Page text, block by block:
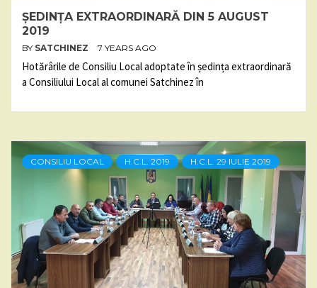
ȘEDINȚA EXTRAORDINARĂ DIN 5 AUGUST
2019
BY SATCHINEZ 7 YEARS AGO
Hotărârile de Consiliu Local adoptate în ședința extraordinară
a Consiliului Local al comunei Satchinez în
CONSILIU LOCAL H.C.L. 2019 H.C.L. 29 IULIE 2019